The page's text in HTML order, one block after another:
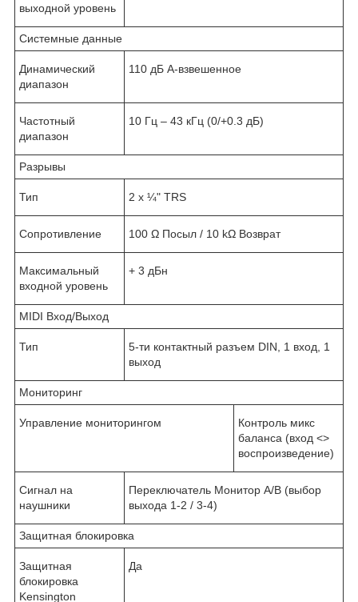
выходной уровень
Системные данные
Динамический
диапазон
110 дБ А-взвешенное
Частотный
диапазон
10 Гц – 43 кГц (0/+0.3 дБ)
Разрывы
Тип 2 х ¼" TRS
Сопротивление 100 Ω Посыл / 10 kΩ Возврат
Максимальный
входной уровень
+ 3 дБн
MIDI Вход/Выход
Тип
5-ти контактный разъем DIN, 1 вход, 1
выход
Мониторинг
Управление мониторингом
Контроль микс
баланса (вход <>
воспроизведение)
Сигнал на
наушники
Переключатель Монитор А/В (выбор
выхода 1-2 / 3-4)
Защитная блокировка
Защитная
блокировка
Kensington
Да